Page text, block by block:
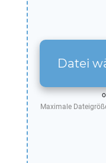
Datei
Maximale